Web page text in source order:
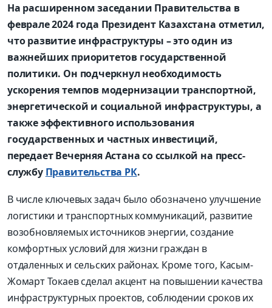
На расширенном заседании Правительства в
феврале 2024 года Президент Казахстана отметил,
что развитие инфраструктуры – это один из
важнейших приоритетов государственной
политики. Он подчеркнул необходимость
ускорения темпов модернизации транспортной,
энергетической и социальной инфраструктуры, а
также эффективного использования
государственных и частных инвестиций,
передает Вечерняя Астана со ссылкой на пресс-
службу Правительства РК.
В числе ключевых задач было обозначено улучшение
логистики и транспортных коммуникаций, развитие
возобновляемых источников энергии, создание
комфортных условий для жизни граждан в
отдаленных и сельских районах. Кроме того, Касым-
Жомарт Токаев сделал акцент на повышении качества
инфраструктурных проектов, соблюдении сроков их